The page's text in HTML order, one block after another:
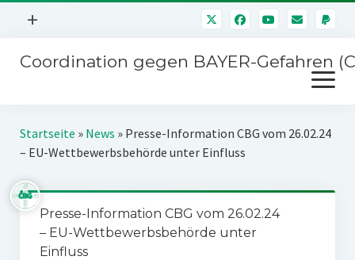
Menü
+
Mitmachen
Über uns
Kontakt
Impressum
Störfälle
Coordination gegen BAYER-Gefahren
Menü
öffnen
Kampagnen
Stichwort BAYER
Jahrestagung
Startseite » News » Presse-Information CBG vom 26.02.24
– EU-Wettbewerbsbehörde unter Einfluss
Presse-Information CBG vom 26.02.24
– EU-Wettbewerbsbehörde unter
Einfluss